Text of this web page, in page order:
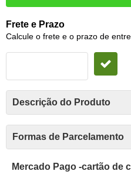
Frete e Prazo
Calcule o frete e o prazo de
Descrição do Produto
Formas de Parcelamento
Mercado Pago -cartão de